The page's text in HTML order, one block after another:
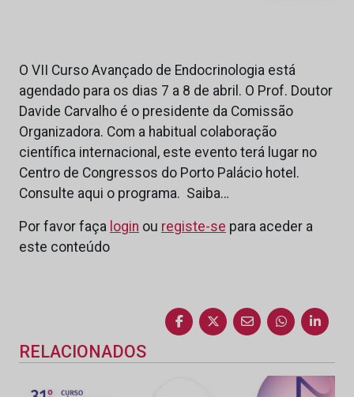
O VII Curso Avançado de Endocrinologia está
agendado para os dias 7 a 8 de abril. O Prof. Doutor
Davide Carvalho é o presidente da Comissão
Organizadora. Com a habitual colaboração
científica internacional, este evento terá lugar no
Centro de Congressos do Porto Palácio hotel.
Consulte aqui o programa. Saiba…
Por favor faça login ou registe-se para aceder a
este conteúdo
RELACIONADOS